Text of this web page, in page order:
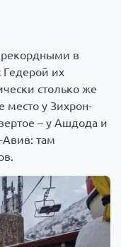
в
Гедерой их
столько же
место у Зихрон-
– у Ашдода и
Авив: там